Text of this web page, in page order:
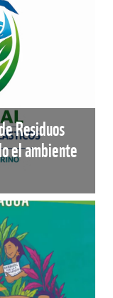
Residuos
el ambiente